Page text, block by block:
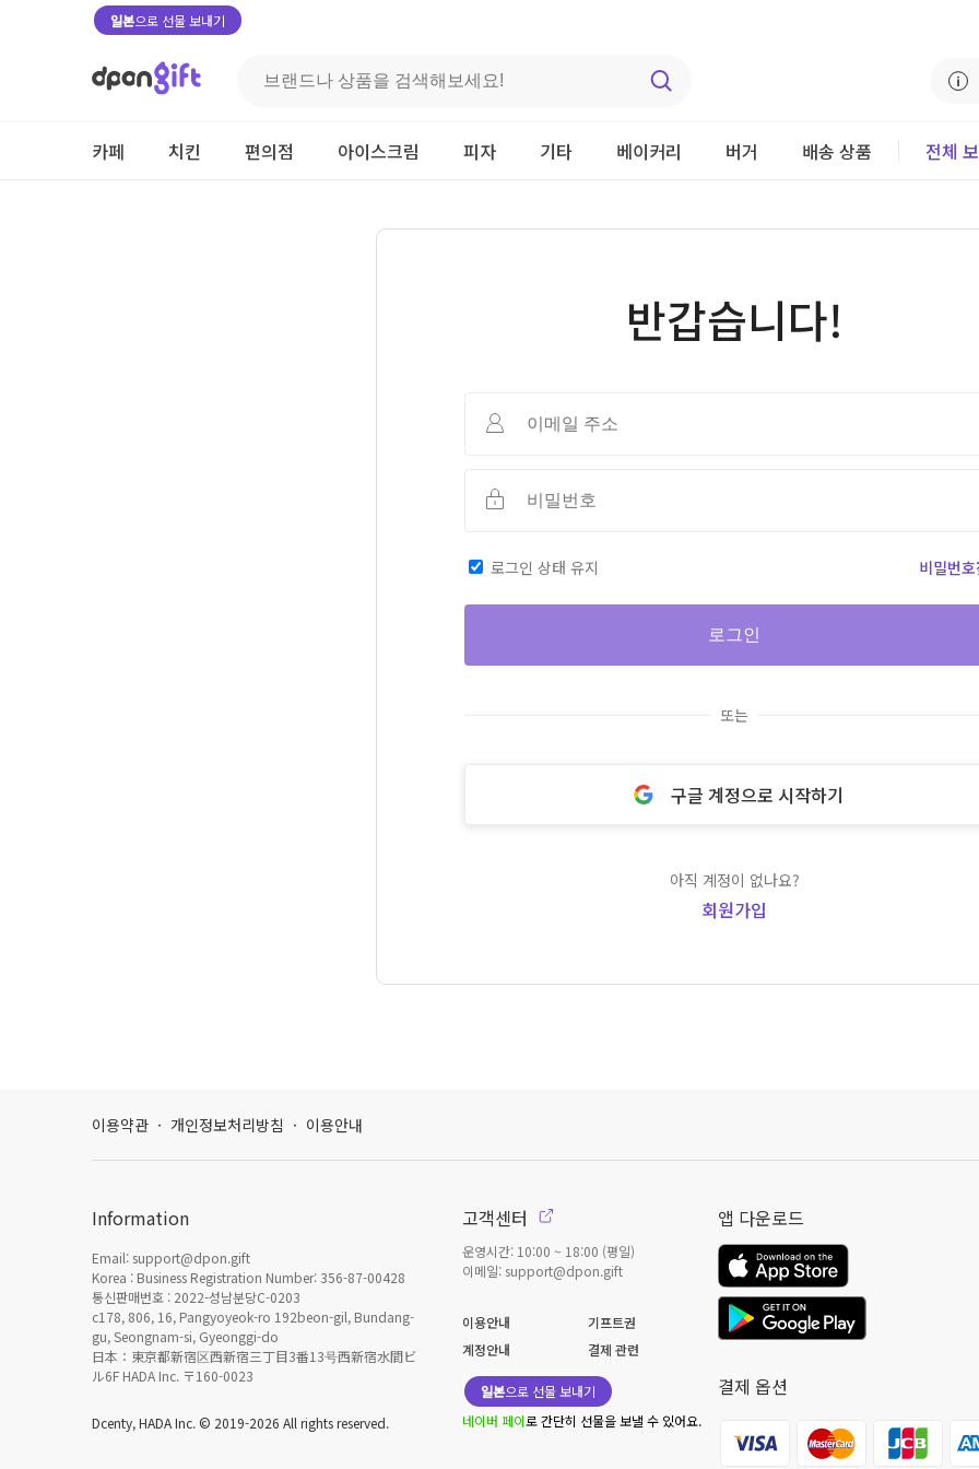
일본으로 선물 보내기
카페 치킨 편의점 아이스크림 피자 기타 베이커리 버거 배송 상품 전체
반갑습니다!
로그인 상태 유지 비밀번
로그인
또는
구글 계정으로 시작하기
아직 계정이 없나요?
회원가입
이용약관 · 개인정보처리방침 · 이용안내
Information
Email: support@dpon.gift
Korea : Business Registration Number: 356-87-00428
통신판매번호 : 2022-성남분당C-0203
c178, 806, 16, Pangyoyeok-ro 192beon-gil, Bundang-
gu, Seongnam-si, Gyeonggi-do
日本：東京都新宿区西新宿三丁目3番13号西新宿水間ビ
ル6F HADA Inc. 〒160-0023
Dcenty, HADA Inc. © 2019-2026 All rights reserved.
고객센터
운영시간: 10:00 ~ 18:00 (평일)
이메일: support@dpon.gift
이용안내
기프트권
계정안내
결제 관련
일본으로 선물 보내기
네이버 페이로 간단히 선물을 보낼 수 있어요.
앱 다운로드
결제 옵션